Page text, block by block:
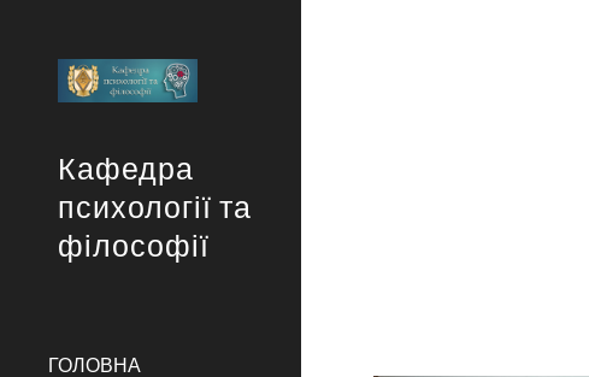
Кафедра
психології та
філософії
ГОЛОВНА